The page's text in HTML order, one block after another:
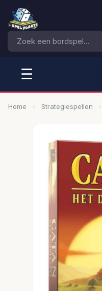
☰
Home Strategiespellen